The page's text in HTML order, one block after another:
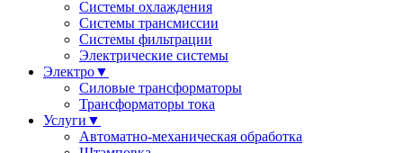
Системы охлаждения
Системы трансмиссии
Системы фильтрации
Электрические системы
Электро▼
Силовые трансформаторы
Трансформаторы тока
Услуги ▼
Автоматно-механическая обработка